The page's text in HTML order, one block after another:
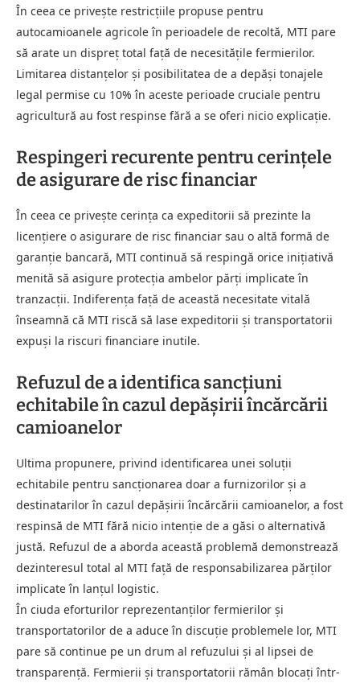
În ceea ce privește restricțiile propuse pentru
autocamioanele agricole în perioadele de recoltă, MTI pare
să arate un dispreț total față de necesitățile fermierilor.
Limitarea distanțelor și posibilitatea de a depăși tonajele
legal permise cu 10% în aceste perioade cruciale pentru
agricultură au fost respinse fără a se oferi nicio explicație.
Respingeri recurente pentru cerințele
de asigurare de risc financiar
În ceea ce privește cerința ca expeditorii să prezinte la
licențiere o asigurare de risc financiar sau o altă formă de
garanție bancară, MTI continuă să respingă orice inițiativă
menită să asigure protecția ambelor părți implicate în
tranzacții. Indiferența față de această necesitate vitală
înseamnă că MTI riscă să lase expeditorii și transportatorii
expuși la riscuri financiare inutile.
Refuzul de a identifica sancțiuni
echitabile în cazul depășirii încărcării
camioanelor
Ultima propunere, privind identificarea unei soluții
echitabile pentru sancționarea doar a furnizorilor și a
destinatarilor în cazul depășirii încărcării camioanelor, a fost
respinsă de MTI fără nicio intenție de a găsi o alternativă
justă. Refuzul de a aborda această problemă demonstrează
dezinteresul total al MTI față de responsabilizarea părților
implicate în lanțul logistic.
În ciuda eforturilor reprezentanților fermierilor și
transportatorilor de a aduce în discuție problemele lor, MTI
pare să continue pe un drum al refuzului și al lipsei de
transparență. Fermierii și transportatorii rămân blocați într-